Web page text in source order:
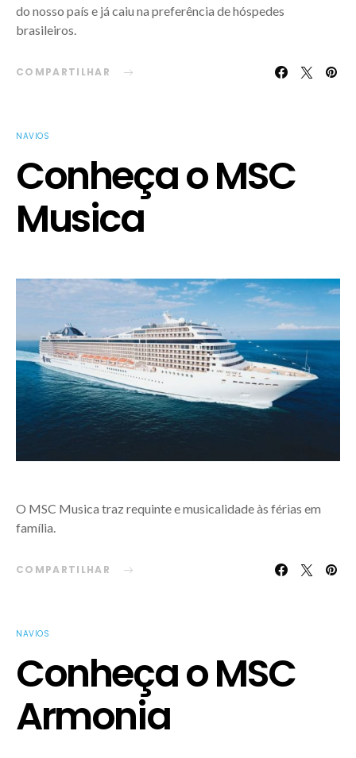
do nosso país e já caiu na preferência de hóspedes
brasileiros.
COMPARTILHAR
NAVIOS
Conheça o MSC
Musica
O MSC Musica traz requinte e musicalidade às férias em
família.
COMPARTILHAR
NAVIOS
Conheça o MSC
Armonia